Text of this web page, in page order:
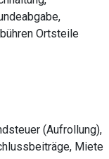
Ortsteile
(Aufrollung),
Miete